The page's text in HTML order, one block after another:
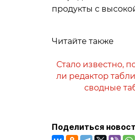
продукты с
Читайте также
Стало известно,
ли редактор
сводные
Поделиться